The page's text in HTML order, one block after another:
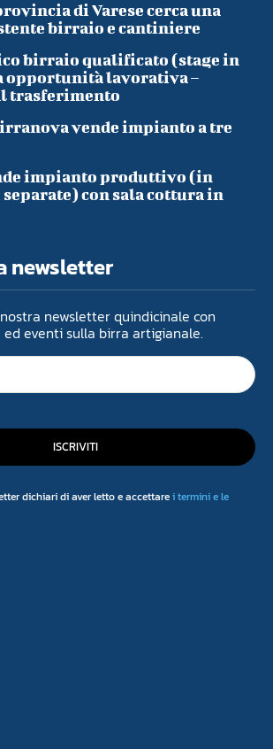
di Varese cerca una
birraio e cantiniere
birraio qualificato (stage in
opportunità lavorativa –
trasferimento
vende impianto a tre
impianto produttivo (in
con sala cottura in
newsletter
newsletter quindicinale con
eventi sulla birra artigianale.
ISCRIVITI
dichiari di aver letto e accettarei termini e le